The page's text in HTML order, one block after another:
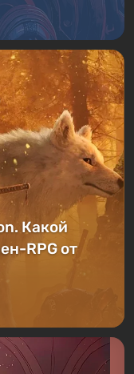
Какой
RPG от